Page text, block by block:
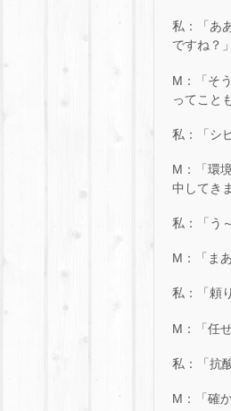
私：「あ
ですね？」
M：「そ
ってこと
私：「シ
M：「環
中してき
私：「う
M：「ま
私：「頼
M：「任
私：「抗
M：「確